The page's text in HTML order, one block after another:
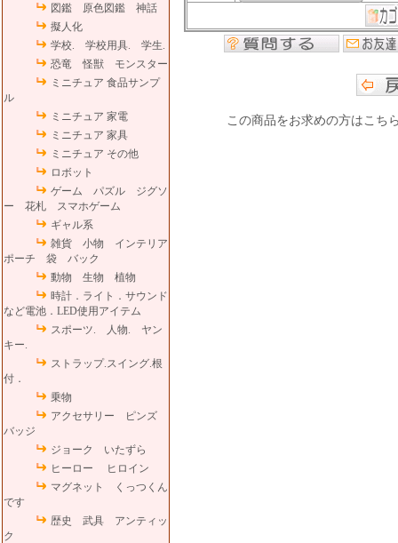
図鑑 原色図鑑 神話
擬人化
学校. 学校用具. 学生.
恐竜 怪獣 モンスター
ミニチュア 食品サンプ
ル
ミニチュア 家電
ミニチュア 家具
ミニチュア その他
ロボット
ゲーム パズル ジグソ
ー 花札 スマホゲーム
ギャル系
雑貨 小物 インテリア
ポーチ 袋 バック
動物 生物 植物
時計．ライト．サウンド
など電池．LED使用アイテム
スポーツ. 人物. ヤン
キー.
ストラップ.スイング.根
付．
乗物
アクセサリー ピンズ
バッジ
ジョーク いたずら
ヒーロー ヒロイン
マグネット くっつくん
です
歴史 武具 アンティッ
ク
この商品をお求めの方はこち